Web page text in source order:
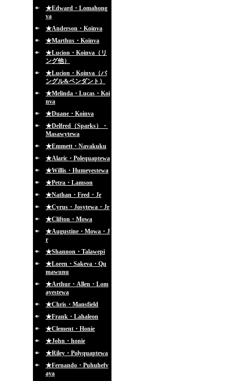
★Edward・Lomahong
va
★Anderson・Koinva
★Marthus・Koinva
★Lucion・Koinva（リ
ング他）
★Lucion・Koinva（バ
ングル&ペンダント）
★Melinda・Lucas・Koi
nva
★Duane・Koinva
★Delfred（Sparks）・
Masawytewa
★Emmett・Navakuku
★Alaric・Polequaptewa
★Willis・Humeyestewa
★Petra・Lamson
★Nathan・Fred・Jr
★Cyrus・Josytewa・Jr
★Clifton・Mowa
★Augustine・Mowa・J
r
★Shannon・Talawepi
★Loren・Sakeva・Qu
mawunu
★Arthur・Allen・Lom
ayestewa
★Chris・Mansfield
★Frank・Lahaleon
★Clement・Honie
★John・honie
★Riley・Polyquaptewa
★Fernando・Puhuhefv
aya